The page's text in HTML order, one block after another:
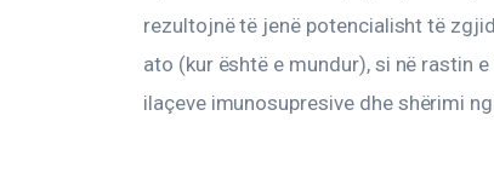
rezultojnë të jenë potencialisht të
ato (kur është e mundur), si në rastin
ilaçeve imunosupresive dhe shërimi